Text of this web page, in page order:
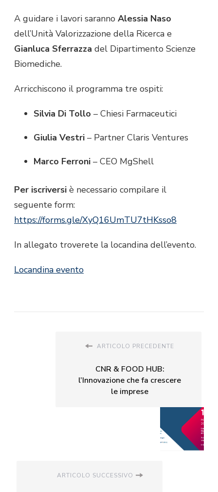
A guidare i lavori saranno Alessia Naso
dell’Unità Valorizzazione della Ricerca e
Gianluca Sferrazza del Dipartimento Scienze
Biomediche.
Arricchiscono il programma tre ospiti:
Silvia Di Tollo – Chiesi Farmaceutici
Giulia Vestri – Partner Claris Ventures
Marco Ferroni – CEO MgShell
Per iscriversi è necessario compilare il
seguente form:
https://forms.gle/XyQ16UmTU7tHKsso8
In allegato troverete la locandina dell’evento.
Locandina evento
ARTICOLO PRECEDENTE
CNR & FOOD HUB:
l’Innovazione che fa crescere
le imprese
ARTICOLO SUCCESSIVO